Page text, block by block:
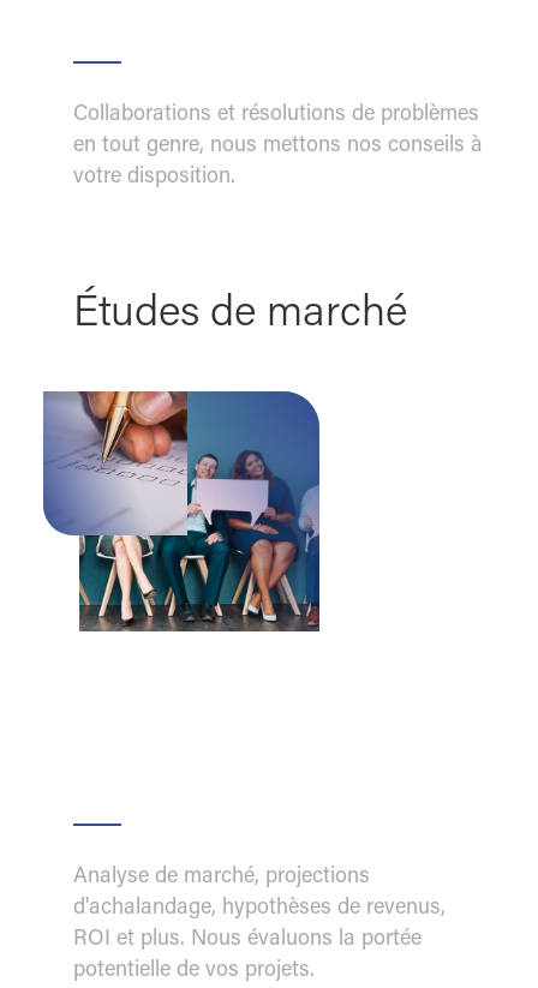
Collaborations et résolutions de problèmes
en tout genre, nous mettons nos conseils à
votre disposition.
Études de marché
Analyse de marché, projections
d'achalandage, hypothèses de revenus,
ROI et plus. Nous évaluons la portée
potentielle de vos projets.